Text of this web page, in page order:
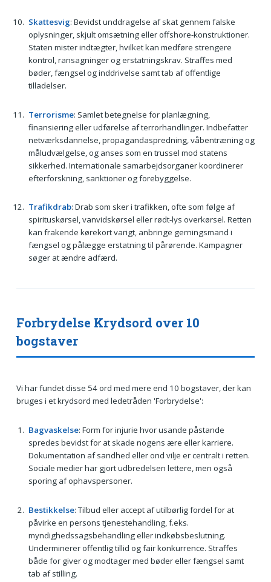
Skattesvig: Bevidst unddragelse af skat gennem falske
oplysninger, skjult omsætning eller offshore-konstruktioner.
Staten mister indtægter, hvilket kan medføre strengere
kontrol, ransagninger og erstatningskrav. Straffes med
bøder, fængsel og inddrivelse samt tab af offentlige
tilladelser.
Terrorisme: Samlet betegnelse for planlægning,
finansiering eller udførelse af terrorhandlinger. Indbefatter
netværksdannelse, propagandaspredning, våbentræning og
måludvælgelse, og anses som en trussel mod statens
sikkerhed. Internationale samarbejdsorganer koordinerer
efterforskning, sanktioner og forebyggelse.
Trafikdrab: Drab som sker i trafikken, ofte som følge af
spirituskørsel, vanvidskørsel eller rødt-lys overkørsel. Retten
kan frakende kørekort varigt, anbringe gerningsmand i
fængsel og pålægge erstatning til pårørende. Kampagner
søger at ændre adfærd.
Forbrydelse Krydsord over 10
bogstaver
Vi har fundet disse 54 ord med mere end 10 bogstaver, der kan
bruges i et krydsord med ledetråden 'Forbrydelse':
Bagvaskelse: Form for injurie hvor usande påstande
spredes bevidst for at skade nogens ære eller karriere.
Dokumentation af sandhed eller ond vilje er centralt i retten.
Sociale medier har gjort udbredelsen lettere, men også
sporing af ophavspersoner.
Bestikkelse: Tilbud eller accept af utilbørlig fordel for at
påvirke en persons tjenestehandling, f.eks.
myndighedssagsbehandling eller indkøbsbeslutning.
Underminerer offentlig tillid og fair konkurrence. Straffes
både for giver og modtager med bøder eller fængsel samt
tab af stilling.